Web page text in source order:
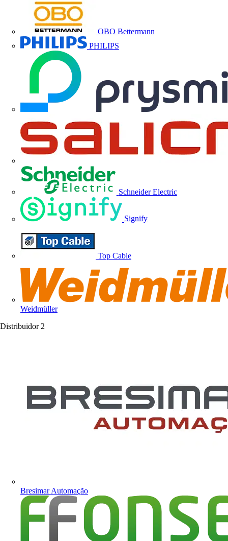
OBO Bettermann
PHILIPS
Schneider Electric
Signify
Top Cable
Weidmüller
Distribuidor 2
Bresimar Automação